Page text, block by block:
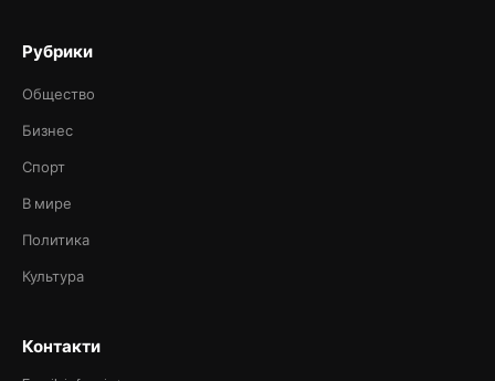
Рубрики
Общество
Бизнес
Спорт
В мире
Политика
Культура
Контакти